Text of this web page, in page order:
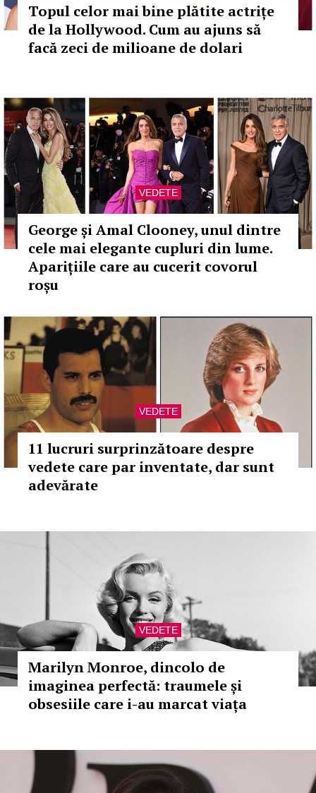
Topul celor mai bine plătite actrițe
de la Hollywood. Cum au ajuns să
facă zeci de milioane de dolari
VEDETE
George și Amal Clooney, unul dintre
cele mai elegante cupluri din lume.
Aparițiile care au cucerit covorul
roșu
VEDETE
11 lucruri surprinzătoare despre
vedete care par inventate, dar sunt
adevărate
VEDETE
Marilyn Monroe, dincolo de
imaginea perfectă: traumele și
obsesiile care i-au marcat viața